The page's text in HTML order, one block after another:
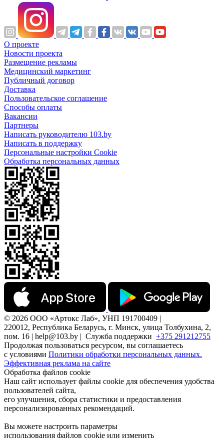
О проекте
Новости проекта
Размещение рекламы
Медицинский маркетинг
Публичный договор
Доставка
Пользовательское соглашение
Способы оплаты
Вакансии
Партнеры
Написать руководителю 103.by
Написать в поддержку
Персональные настройки Cookie
Обработка персональных данных
© 2026 ООО «Артокс Лаб», УНП 191700409 |
220012, Республика Беларусь, г. Минск, улица Толбухина, 2,
пом. 16 | help@103.by | Служба поддержки +375 291212755
Продолжая пользоваться ресурсом, вы соглашаетесь
с условиями Политики обработки персональных данных.
Эффективная реклама на сайте
Обработка файлов cookie
Наш сайт использует файлы cookie для обеспечения удобства
пользователей сайта,
его улучшения, сбора статистики и предоставления
персонализированных рекомендаций.
Вы можете настроить параметры
использования файлов cookie или изменить